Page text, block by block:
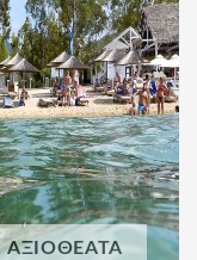
ΑΞΙΟΘΕΑΤΑ